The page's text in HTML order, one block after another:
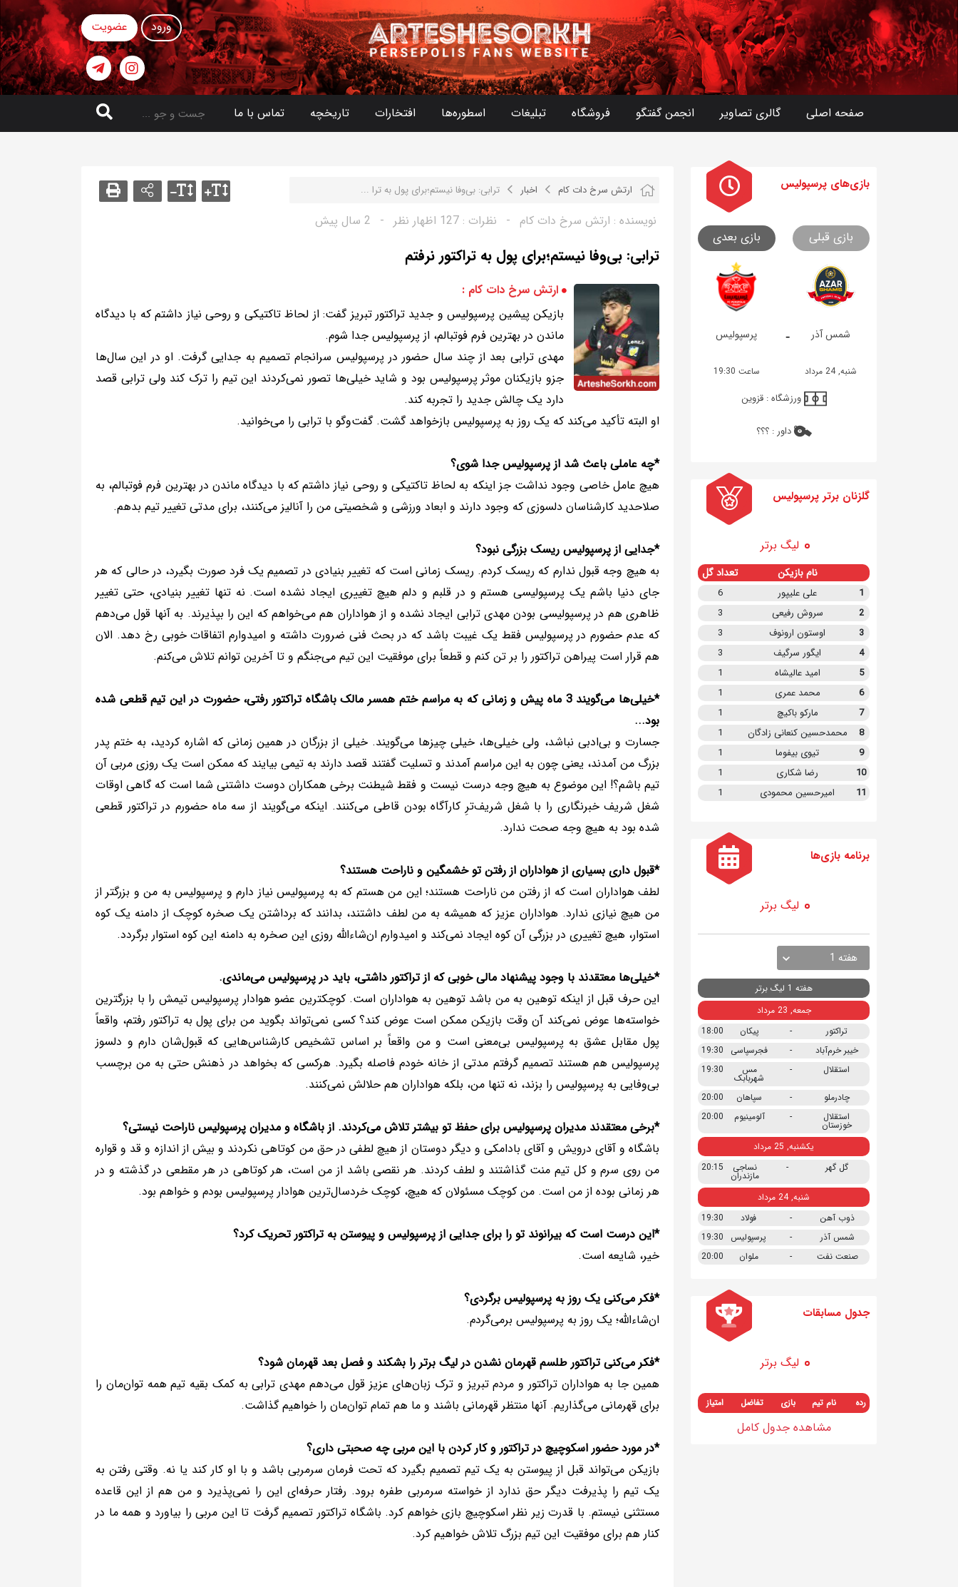
ورود عضویت
صفحه اصلی گالری تصاویر انجمن گفتگو فروشگاه تبلیغات اسطوره‌ها افتخارات تاریخچه تماس با ما
ارتش سرخ دات کام اخبار ترابی: بی‌وفا نیستم؛برای پول به ترا ...
نویسنده : ارتش سرخ دات کام - نظرات : 127 اظهار نظر - 2 سال پیش
ترابی: بی‌وفا نیستم؛برای پول به تراکتور نرفتم
ارتش سرخ دات کام :
بازیکن پیشین پرسپولیس و جدید تراکتور تبریز گفت: از لحاظ تاکتیکی و روحی نیاز داشتم که با دیدگاه
ماندن در بهترین فرم فوتبالم، از پرسپولیس جدا شوم.
مهدی ترابی بعد از چند سال حضور در پرسپولیس سرانجام تصمیم به جدایی گرفت. او در این سال‌ها
جزو بازیکنان موثر پرسپولیس بود و شاید خیلی‌ها تصور نمی‌کردند این تیم را ترک کند ولی ترابی قصد
دارد یک چالش جدید را تجربه کند.
او البته تأکید می‌کند که یک روز به پرسپولیس بازخواهد گشت. گفت‌وگو با ترابی را می‌خوانید.
*چه عاملی باعث شد از پرسپولیس جدا شوی؟
هیچ عامل خاصی وجود نداشت جز اینکه به لحاظ تاکتیکی و روحی نیاز داشتم که با دیدگاه ماندن در بهترین فرم فوتبالم، به
صلاحدید کارشناسان دلسوزی که وجود دارند و ابعاد ورزشی و شخصیتی من را آنالیز می‌کنند، برای مدتی تغییر تیم بدهم.
*جدایی از پرسپولیس ریسک بزرگی نبود؟
به هیچ وجه قبول ندارم که ریسک کردم. ریسک زمانی است که تغییر بنیادی در تصمیم یک فرد صورت بگیرد، در حالی که هر
جای دنیا باشم یک پرسپولیسی هستم و در قلبم و دلم هیچ تغییری ایجاد نشده است. نه تنها تغییر بنیادی، حتی تغییر
ظاهری هم در پرسپولیسی بودن مهدی ترابی ایجاد نشده و از هواداران هم می‌خواهم که این را بپذیرند. به آنها قول می‌دهم
که عدم حضورم در پرسپولیس فقط یک غیبت باشد که در بحث فنی ضرورت داشته و امیدوارم اتفاقات خوبی رخ دهد. الان
هم قرار است پیراهن تراکتور را بر تن کنم و قطعاً برای موفقیت این تیم می‌جنگم و تا آخرین توانم تلاش می‌کنم.
*خیلی‌ها می‌گویند 3 ماه پیش و زمانی که به مراسم ختم همسر مالک باشگاه تراکتور رفتی، حضورت در این تیم قطعی شده
بود...
جسارت و بی‌ادبی نباشد، ولی خیلی‌ها، خیلی چیزها می‌گویند. خیلی از بزرگان در همین زمانی که اشاره کردید، به ختم پدر
بزرگ من آمدند، یعنی چون به این مراسم آمدند و تسلیت گفتند قصد دارند به تیمی بیایند که ممکن است یک روزی مربی آن
تیم باشم؟! این موضوع به هیچ وجه درست نیست و فقط شیطنت برخی همکاران دوست داشتنی شما است که گاهی اوقات
شغل شریف خبرنگاری را با شغل شریف‌ترِ کارآگاه بودن قاطی می‌کنند. اینکه می‌گویند از سه ماه حضورم در تراکتور قطعی
شده بود به هیچ وجه صحت ندارد.
*قبول داری بسیاری از هواداران از رفتن تو خشمگین و ناراحت هستند؟
لطف هواداران است که از رفتن من ناراحت هستند؛ این من هستم که به پرسپولیس نیاز دارم و پرسپولیس به من و بزرگتر از
من هیچ نیازی ندارد. هواداران عزیز که همیشه به من لطف داشتند، بدانند که برداشتن یک صخره کوچک از دامنه یک کوه
استوار، هیچ تغییری در بزرگی آن کوه ایجاد نمی‌کند و امیدوارم ان‌شاءالله روزی این صخره به دامنه این کوه استوار برگردد.
*خیلی‌ها معتقدند با وجود پیشنهاد مالی خوبی که از تراکتور داشتی، باید در پرسپولیس می‌ماندی.
این حرف قبل از اینکه توهین به من باشد توهین به هواداران است. کوچکترین عضو هوادار پرسپولیس تیمش را با بزرگترین
خواسته‌ها عوض نمی‌کند آن وقت بازیکن ممکن است عوض کند؟ کسی نمی‌تواند بگوید من برای پول به تراکتور رفتم، واقعاً
پول مقابل عشق به پرسپولیس بی‌معنی است و من واقعاً بر اساس تشخیص کارشناس‌هایی که قبول‌شان دارم و دلسوز
پرسپولیس هم هستند تصمیم گرفتم مدتی از خانه خودم فاصله بگیرد. هرکسی که بخواهد در ذهنش حتی به من برچسب
بی‌وفایی به پرسپولیس را بزند، نه تنها من، بلکه هواداران هم حلالش نمی‌کنند.
*برخی معتقدند مدیران پرسپولیس برای حفظ تو بیشتر تلاش می‌کردند. از باشگاه و مدیران پرسپولیس ناراحت نیستی؟
باشگاه و آقای درویش و آقای بادامکی و دیگر دوستان از هیچ لطفی در حق من کوتاهی نکردند و بیش از اندازه و قد و قواره
من روی سرم و کل تیم منت گذاشتند و لطف کردند. هر نقصی باشد از من است، هر کوتاهی در هر مقطعی در گذشته و در
هر زمانی بوده از من است. من کوچک مسئولان که هیچ، کوچک خردسال‌ترین هوادار پرسپولیس بودم و خواهم بود.
*این درست است که بیرانوند تو را برای جدایی از پرسپولیس و پیوستن به تراکتور تحریک کرد؟
خیر، شایعه است.
*فکر می‌کنی یک روز به پرسپولیس برگردی؟
ان‌شاءالله؛ یک روز به پرسپولیس برمی‌گردم.
*فکر می‌کنی تراکتور طلسم قهرمان نشدن در لیگ برتر را بشکند و فصل بعد قهرمان شود؟
همین جا به هواداران تراکتور و مردم تبریز و ترک زبان‌های عزیز قول می‌دهم مهدی ترابی به کمک بقیه تیم همه توان‌مان را
برای قهرمانی می‌گذاریم. آنها منتظر قهرمانی باشند و ما هم تمام توان‌مان را خواهیم گذاشت.
*در مورد حضور اسکوچیچ در تراکتور و کار کردن با این مربی چه صحبتی داری؟
بازیکن می‌تواند قبل از پیوستن به یک تیم تصمیم بگیرد که تحت فرمان سرمربی باشد و با او کار کند یا نه. وقتی رفتن به
یک تیم را پذیرفت دیگر حق ندارد از خواسته سرمربی طفره برود. رفتار حرفه‌ای این را نمی‌پذیرد و من هم از این قاعده
مستثنی نیستم. با قدرت زیر نظر اسکوچیچ بازی خواهم کرد. باشگاه تراکتور تصمیم گرفت تا این مربی را بیاورد و همه ما در
کنار هم برای موفقیت این تیم بزرگ تلاش خواهیم کرد.
بازی های پرسپولیس
بازی قبلی بازی بعدی
- شمس آذر پرسپولیس
شنبه, 24 مرداد ساعت 19:30
ورزشگاه :قزوین
داور :؟؟؟
گلزنان برتر پرسپولیس
لیگ برتر
نام بازیکن تعداد گل
1 علی علیپور
6
2
سروش رفیعی
3
3
اوستون ارونوف
3
4
ایگور سرگیف
3
5
امید عالیشاه
1
6
محمد عمری
1
7
مارکو باکیچ
1
8
محمدحسین کنعانی زادگان
1
9
تیوی بیفوما
1
10
رضا شکاری
1
11
امیرحسین محمودی 1
برنامه بازی ها
لیگ برتر
هفته 1
هفته 1 لیگ برتر
جمعه, 23 مرداد
تراکتور
- پیکان
18:00
خیبر خرم‌آباد
- فجرسپاسی
19:30
استقلال
- مس
شهربابک
19:30
چادرملو - سپاهان
20:00
استقلال
خوزستان
- آلومینیوم 20:00
یکشنبه, 25 مرداد
گل گهر
- نساجی
مازندران
20:15
شنبه, 24 مرداد
ذوب آهن
- فولاد
19:30
شمس آذر
- پرسپولیس
19:30
صنعت نفت
- ملوان 20:00
جدول مسابقات
لیگ برتر
رده نام تیم بازی تفاضل امتیاز
مشاهده جدول کامل